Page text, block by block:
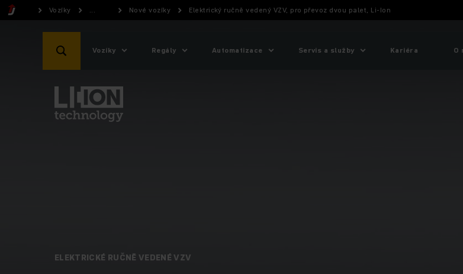
Vozíky ... Nové vozíky Elektrický ručně vedený VZV, pro převoz dvou palet, Li-Ion
Vozíky Regály Automatizace Servis a služby Kariéra O
ELEKTRICKÉ RUČNĚ VEDENÉ VZV